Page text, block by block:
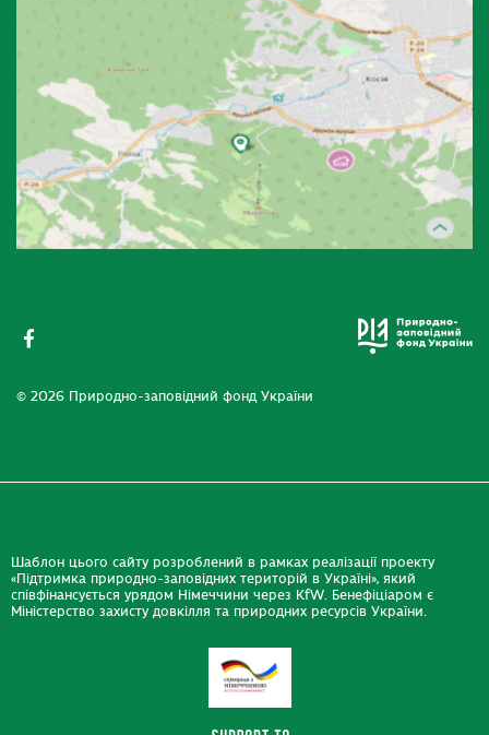
© 2026 Природно-заповідний фонд України
Шаблон цього сайту розроблений в рамках реалізації проекту
«Підтримка природно-заповідних територій в Україні», який
співфінансується урядом Німеччини через KfW. Бенефіціаром є
Міністерство захисту довкілля та природних ресурсів України.